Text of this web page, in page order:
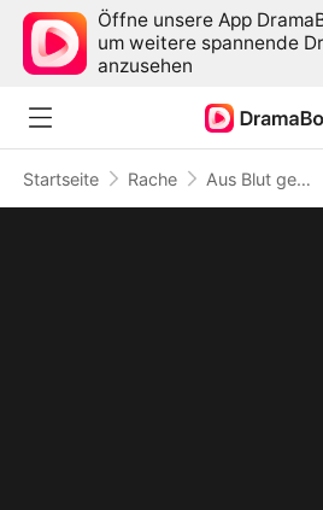
Öffne unsere App
um weitere spannende
anzusehen
Startseite Rache Aus Blut geboren, zur Rache erwacht